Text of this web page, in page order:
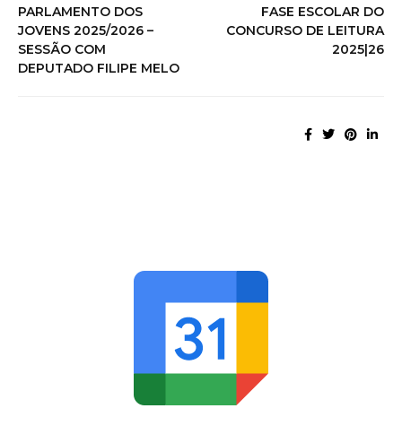
PARLAMENTO DOS
JOVENS 2025/2026 –
SESSÃO COM
DEPUTADO FILIPE MELO
FASE ESCOLAR DO
CONCURSO DE LEITURA
2025|26